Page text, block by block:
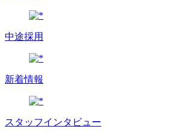
中途採用
新着情報
スタッフインタビュー